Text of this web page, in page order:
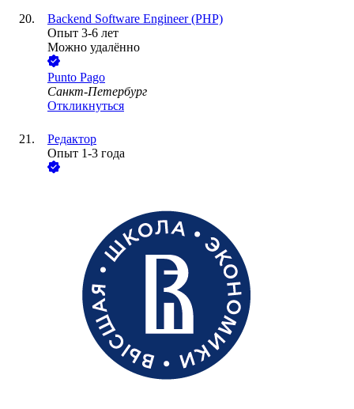
Backend Software Engineer (PHP)
Опыт 3-6 лет
Можно удалённо
Punto Pago
Санкт-Петербург
Откликнуться
Редактор
Опыт 1-3 года